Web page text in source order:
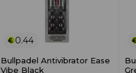
0.44
Bullpadel Antivibrator Ease
Vibe Black